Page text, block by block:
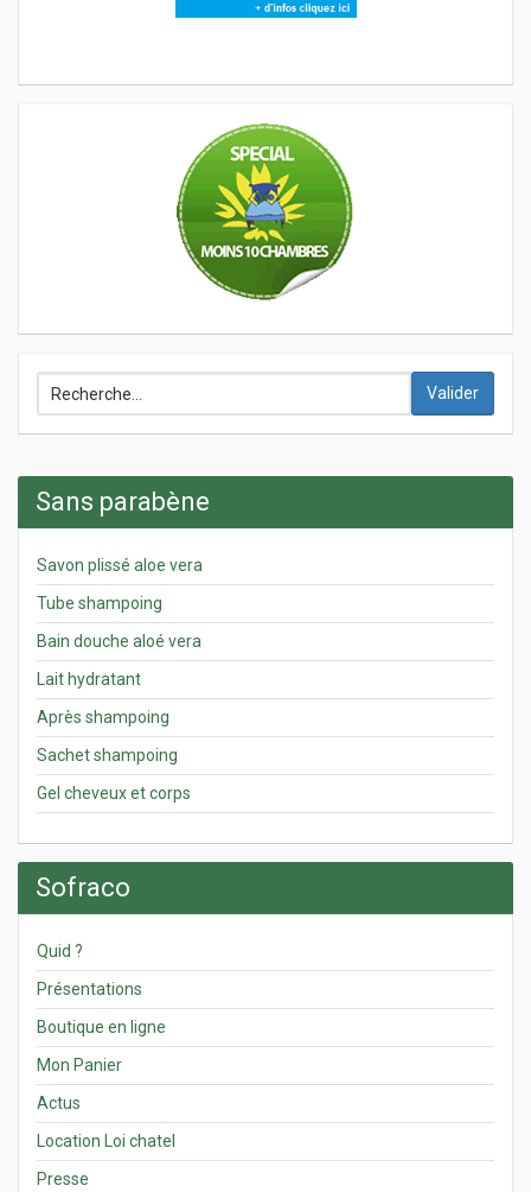
Valider
Sans parabène
Savon plissé aloe vera
Tube shampoing
Bain douche aloé vera
Lait hydratant
Après shampoing
Sachet shampoing
Gel cheveux et corps
Sofraco
Quid ?
Présentations
Boutique en ligne
Mon Panier
Actus
Location Loi chatel
Presse